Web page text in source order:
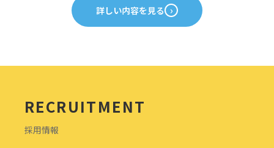
詳しい内容を見る
RECRUITMENT
採用情報